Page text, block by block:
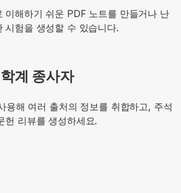
이해하기 쉬운 PDF 노트를 만들거나 난
시험을 생성할 수 있습니다.
계 종사자
용해 여러 출처의 정보를 취합하고, 주석
헌 리뷰를 생성하세요.